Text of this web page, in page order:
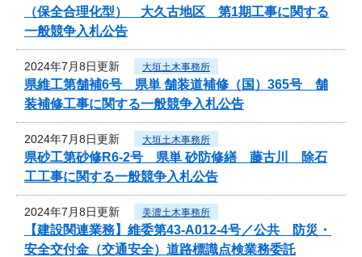
（保全合理化型） 大久古地区 第1期工事に関する
一般競争入札公告
2024年7月8日更新 大垣土木事務所
県維工第舗補6号 県単 舗装道補修（国）365号 舗
装補修工事に関する一般競争入札公告
2024年7月8日更新 大垣土木事務所
県砂工第砂修R6-2号 県単 砂防修繕 藤古川 除石
工工事に関する一般競争入札公告
2024年7月8日更新 美濃土木事務所
【建設関連業務】維委第43-A012-4号／公共 防災・
安全交付金（交通安全）道路標識点検業務委託